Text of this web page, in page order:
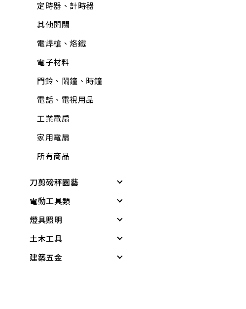
定時器、計時器
其他開關
電焊槍、烙鐵
電子材料
門鈴、鬧鐘、時鐘
電話、電視用品
工業電扇
家用電扇
所有商品
刀剪磅秤園藝
各式剪刀
各式刀具
磅秤、電子秤
花盆
電動工具類
電動工具
電鑽
電鑽附件
燈具照明
其他燈具
感應燈具
土木工具
無塵室商品
建築五金